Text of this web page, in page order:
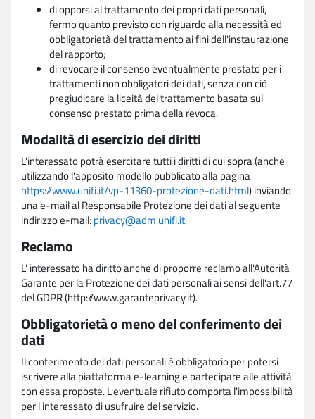
di opporsi al trattamento dei propri dati personali,
fermo quanto previsto con riguardo alla necessità ed
obbligatorietà del trattamento ai fini dell'instaurazione
del rapporto;
di revocare il consenso eventualmente prestato per i
trattamenti non obbligatori dei dati, senza con ciò
pregiudicare la liceità del trattamento basata sul
consenso prestato prima della revoca.
Modalità di esercizio dei diritti
L'interessato potrà esercitare tutti i diritti di cui sopra (anche
utilizzando l'apposito modello pubblicato alla pagina
https://www.unifi.it/vp-11360-protezione-dati.html) inviando
una e-mail al Responsabile Protezione dei dati al seguente
indirizzo e-mail:privacy@adm.unifi.it.
Reclamo
L' interessato ha diritto anche di proporre reclamo all'Autorità
Garante per la Protezione dei dati personali ai sensi dell'art.77
del GDPR (http://www.garanteprivacy.it).
Obbligatorietà o meno del conferimento dei
dati
Il conferimento dei dati personali è obbligatorio per potersi
iscrivere alla piattaforma e-learning e partecipare alle attività
con essa proposte. L'eventuale rifiuto comporta l'impossibilità
per l'interessato di usufruire del servizio.